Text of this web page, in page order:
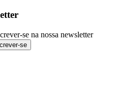
se na nossa newsletter
se